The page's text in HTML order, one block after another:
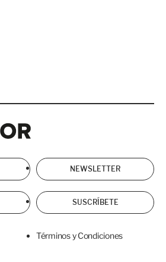
NEWSLETTER
SUSCRÍBETE
Términos y Condiciones